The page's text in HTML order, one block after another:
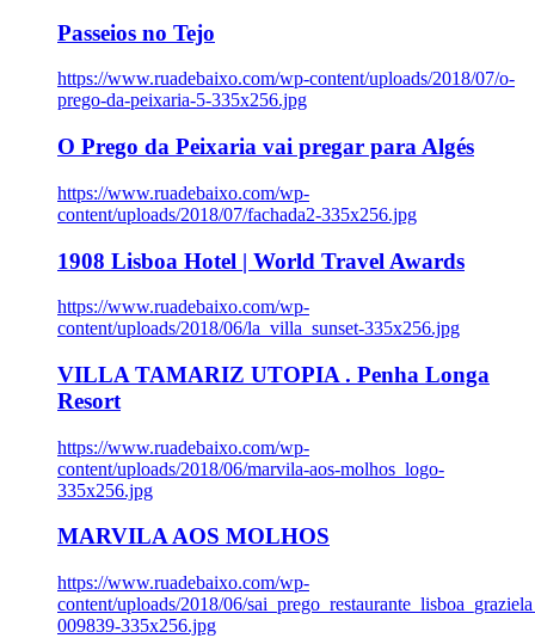
Passeios no Tejo
https://www.ruadebaixo.com/wp-content/uploads/2018/07/o-
prego-da-peixaria-5-335x256.jpg
O Prego da Peixaria vai pregar para Algés
https://www.ruadebaixo.com/wp-
content/uploads/2018/07/fachada2-335x256.jpg
1908 Lisboa Hotel | World Travel Awards
https://www.ruadebaixo.com/wp-
content/uploads/2018/06/la_villa_sunset-335x256.jpg
VILLA TAMARIZ UTOPIA . Penha Longa
Resort
https://www.ruadebaixo.com/wp-
content/uploads/2018/06/marvila-aos-molhos_logo-
335x256.jpg
MARVILA AOS MOLHOS
https://www.ruadebaixo.com/wp-
content/uploads/2018/06/
009839-335x256.jpg